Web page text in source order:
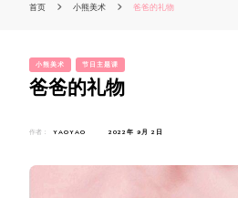
首页 小熊美术 爸爸的礼物
小熊美术 节日主题课
爸爸的礼物
作者： YAOYAO 2022年 9月 2日